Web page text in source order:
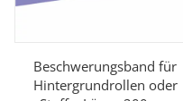
Beschwerungsband für
Hintergrundrollen oder